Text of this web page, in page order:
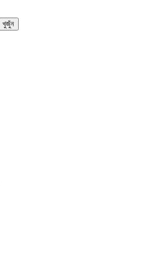
খুজুঁন